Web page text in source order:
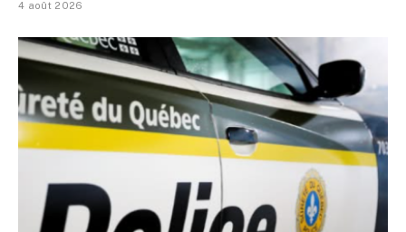
4 août 2026